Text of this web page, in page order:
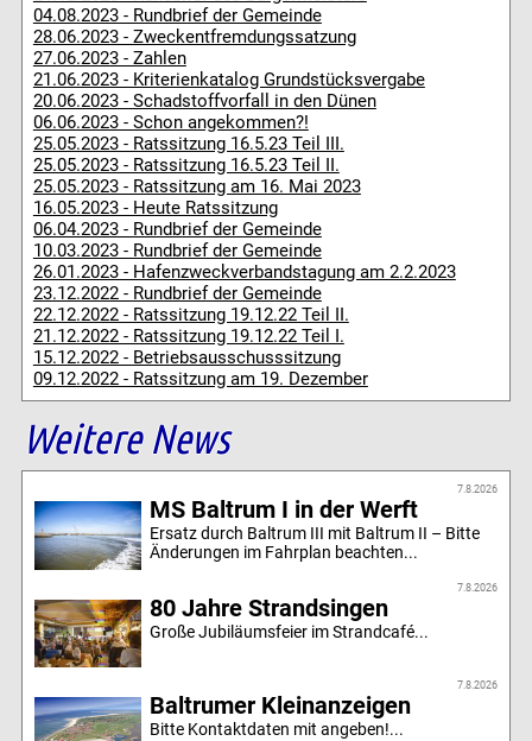
04.08.2023 - Rundbrief der Gemeinde
28.06.2023 - Zweckentfremdungssatzung
27.06.2023 - Zahlen
21.06.2023 - Kriterienkatalog Grundstücksvergabe
20.06.2023 - Schadstoffvorfall in den Dünen
06.06.2023 - Schon angekommen?!
25.05.2023 - Ratssitzung 16.5.23 Teil III.
25.05.2023 - Ratssitzung 16.5.23 Teil II.
25.05.2023 - Ratssitzung am 16. Mai 2023
16.05.2023 - Heute Ratssitzung
06.04.2023 - Rundbrief der Gemeinde
10.03.2023 - Rundbrief der Gemeinde
26.01.2023 - Hafenzweckverbandstagung am 2.2.2023
23.12.2022 - Rundbrief der Gemeinde
22.12.2022 - Ratssitzung 19.12.22 Teil II.
21.12.2022 - Ratssitzung 19.12.22 Teil I.
15.12.2022 - Betriebsausschusssitzung
09.12.2022 - Ratssitzung am 19. Dezember
Weitere News
7.8.2026
MS Baltrum I in der Werft
Ersatz durch Baltrum III mit Baltrum II – Bitte
Änderungen im Fahrplan beachten...
7.8.2026
80 Jahre Strandsingen
Große Jubiläumsfeier im Strandcafé...
7.8.2026
Baltrumer Kleinanzeigen
Bitte Kontaktdaten mit angeben!...